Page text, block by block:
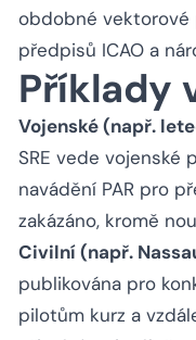
obdobné vektorové
předpisů ICAO a
Příklady
Vojenské (např.
SRE vede vojenské
navádění PAR pro
zakázáno, kromě
Civilní (např.
publikována pro
pilotům kurz a